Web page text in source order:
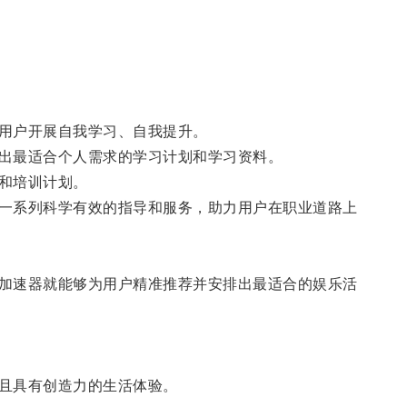
开展自我学习、自我提升。
适合个人需求的学习计划和学习资料。
训计划。
列科学有效的指导和服务，助力用户在职业道路上
器就能够为用户精准推荐并安排出最适合的娱乐活
有创造力的生活体验。